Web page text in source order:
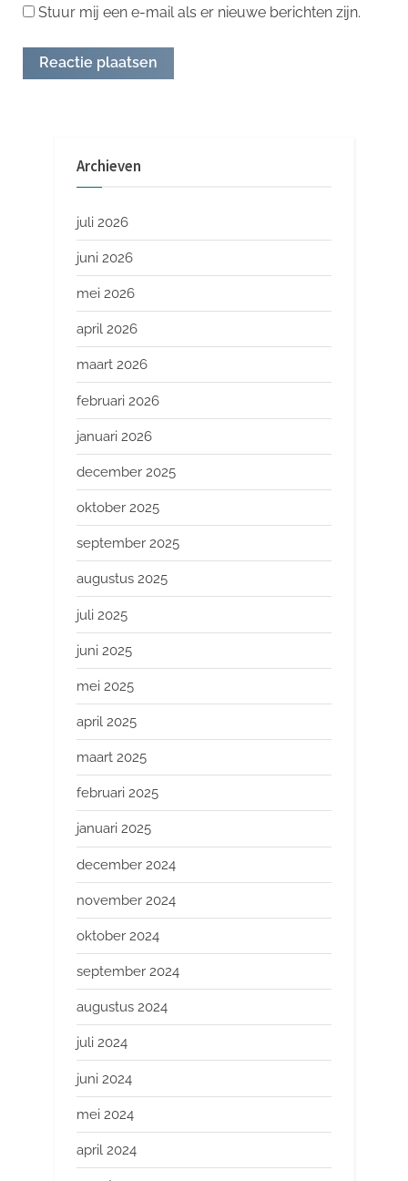
Stuur mij een e-mail als er nieuwe berichten zijn.
Archieven
juli 2026
juni 2026
mei 2026
april 2026
maart 2026
februari 2026
januari 2026
december 2025
oktober 2025
september 2025
augustus 2025
juli 2025
juni 2025
mei 2025
april 2025
maart 2025
februari 2025
januari 2025
december 2024
november 2024
oktober 2024
september 2024
augustus 2024
juli 2024
juni 2024
mei 2024
april 2024